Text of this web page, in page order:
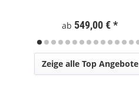
ab 549,00 €*
Zeige alle Top Angebote